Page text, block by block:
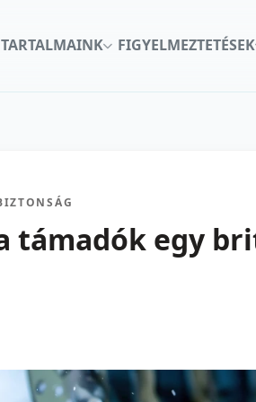
TARTALMAINK FIGYELMEZTETÉSEK
támadók egy